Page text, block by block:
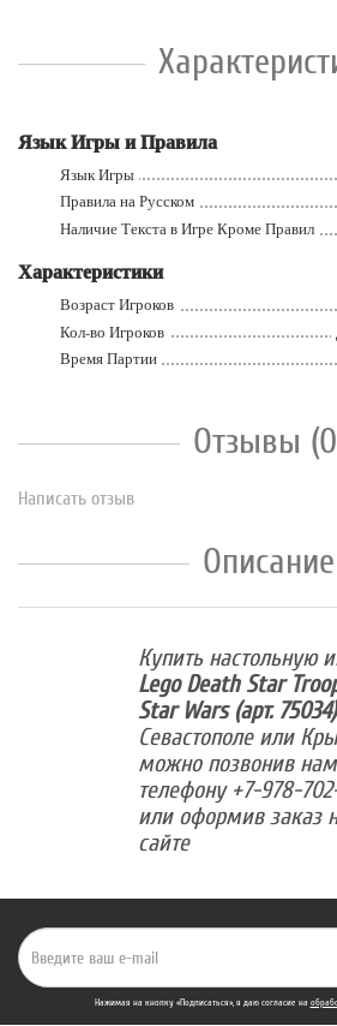
Язык Игры и Правила
Язык Игры
Правила на Русском
Наличие Текста в Игре Кроме Правил
Характеристики
Возраст Игроков
Кол-во Игроков
Время Партии
Отзывы
Написать отзыв
Описание
Купить настольную
Lego Death Star
Star Wars (арт. 75034)
Севастополе или
можно позвонив
телефону +7-978-
или оформив заказ
сайте
Нажимая на кнопку «Подписаться», я даю cогласие на